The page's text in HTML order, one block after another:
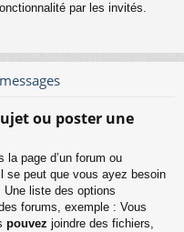
par les invités.
ou poster une
la page d’un forum ou
se peut que vous ayez besoin
Une liste des options
forums, exemple : Vous
pouvez joindre des fichiers,